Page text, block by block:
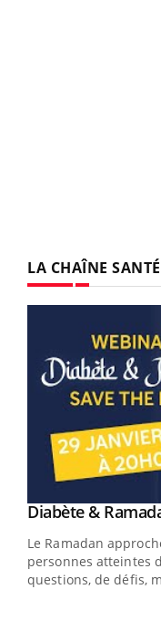
LA CHAÎNE SANTÉ
Youtube
Diabète &
Le Ramadan
personnes atteintes
questions, de défis,